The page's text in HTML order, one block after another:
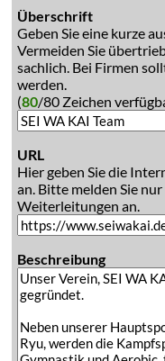
Überschrift
Geben Sie eine kurze
Vermeiden Sie
sachlich. Bei Firmen
werden.
(80/80 Zeichen
URL
Hier geben Sie die
an. Bitte melden Sie
Weiterleitungen an.
Beschreibung